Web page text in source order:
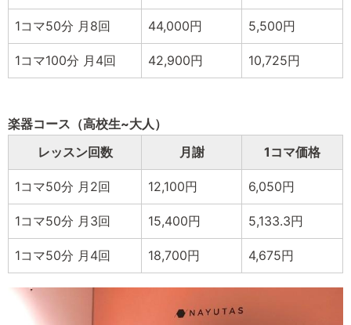
1コマ50分 月8回 44,000円 5,500円
1コマ100分 月4回 42,900円 10,725円
楽器コース（高校生~大人）
レッスン回数
月謝 1コマ価格
1コマ50分 月2回 12,100円 6,050円
1コマ50分 月3回 15,400円 5,133.3円
1コマ50分 月4回 18,700円 4,675円